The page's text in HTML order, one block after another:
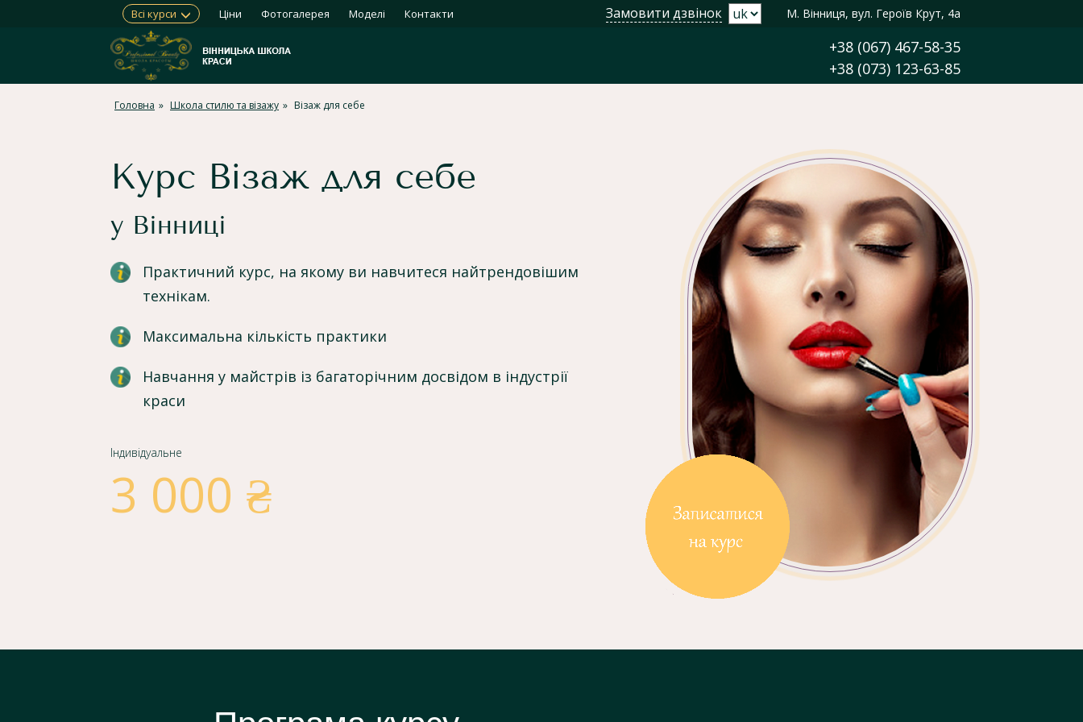
Всі курси Ціни Фотогалерея Моделі Контакти Замовити дзвінок М. Вінниця, вул. Героїв Крут, 4а
+38 (067) 467-58-35
+38 (073) 123-63-85
Головна Школа стилю та візажу Візаж для себе
Курс Візаж для себе
у Вінниці
Практичний курс, на якому ви навчитеся найтрендовішим
технікам.
Максимальна кількість практики
Навчання у майстрів із багаторічним досвідом в індустрії
краси
Індивідуальне
3 000 ₴